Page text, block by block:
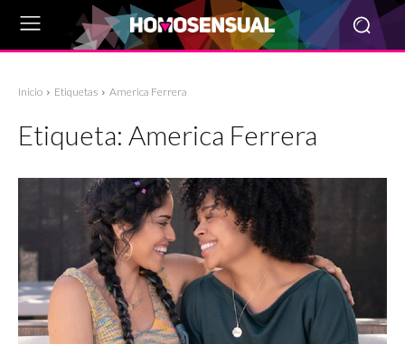
Inicio Etiquetas America Ferrera
Etiqueta: America Ferrera